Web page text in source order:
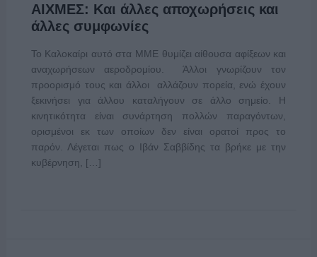
ΑΙΧΜΕΣ: Και άλλες αποχωρήσεις και
άλλες συμφωνίες
Το Καλοκαίρι αυτό στα ΜΜΕ θυμίζει αίθουσα αφίξεων και
αναχωρήσεων αεροδρομίου. Άλλοι γνωρίζουν τον
προορισμό τους και άλλοι αλλάζουν πορεία, ενώ έχουν
ξεκινήσει για άλλου καταλήγουν σε άλλο σημείο. Η
κινητικότητα είναι συνάρτηση πολλών παραγόντων,
ορισμένοι εκ των οποίων δεν είναι ορατοί προς το
παρόν. Λέγεται πως ο Ιβάν Σαββίδης τα βρήκε με την
κυβέρνηση, […]